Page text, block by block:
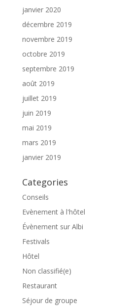
janvier 2020
décembre 2019
novembre 2019
octobre 2019
septembre 2019
août 2019
juillet 2019
juin 2019
mai 2019
mars 2019
janvier 2019
Categories
Conseils
Evènement à l'hôtel
Évènement sur Albi
Festivals
Hôtel
Non classifié(e)
Restaurant
Séjour de groupe